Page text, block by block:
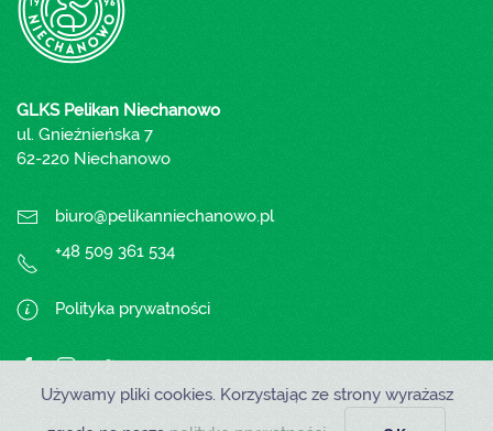
Używamy pliki cookies. Korzystając ze strony wyrażasz
GLKS Pelikan Niechanowo
ul. Gnieźnieńska 7
62-220 Niechanowo
biuro@pelikanniechanowo.pl
+48 509 361 534
Polityka prywatności